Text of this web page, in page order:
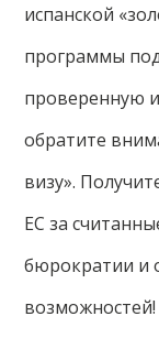
испанской
программы
проверенную
обратите
визу».
ЕС за
бюрократии и
возможностей!